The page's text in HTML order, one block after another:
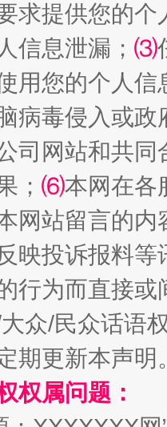
白藏房 除
求提供您的个
信息泄漏； ⑶
用您的个人
病毒侵入或
司网站和共
； ⑹本网在各
网站留言的内
映投诉报料
行为而直接
众/民众话语
期更新本声明
权属问题：